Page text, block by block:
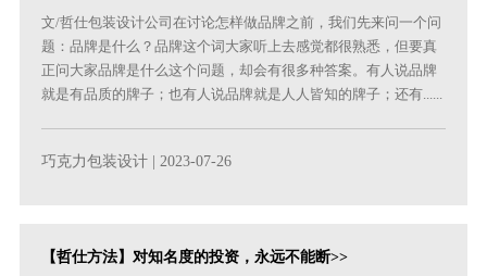
文/哲仕包装设计公司在讨论怎样做品牌之前，我们先来问一个问
题：品牌是什么？品牌这个词大家听上去感觉都很熟悉，但要真
正问大家品牌是什么这个问题，却会有很多种答案。有人说品牌
就是有品质的牌子；也有人说品牌就是人人皆知的牌子；还有......
巧克力包装设计 | 2023-07-26
【哲仕方法】对知名度的投资，永远不能断>>